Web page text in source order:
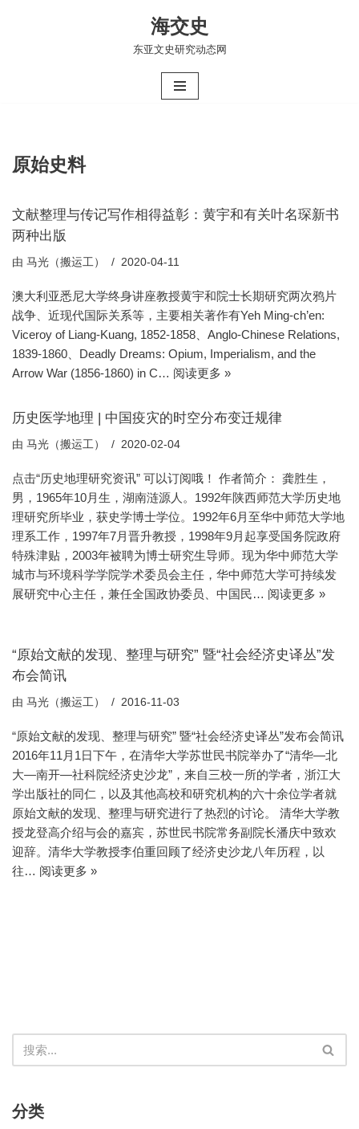
海交史
东亚文史研究动态网
原始史料
文献整理与传记写作相得益彰：黄宇和有关叶名琛新书
两种出版
由 马光（搬运工） 2020-04-11
澳大利亚悉尼大学终身讲座教授黄宇和院士长期研究两次鸦片
战争、近现代国际关系等，主要相关著作有Yeh Ming-ch’en:
Viceroy of Liang-Kuang, 1852-1858、Anglo-Chinese Relations,
1839-1860、Deadly Dreams: Opium, Imperialism, and the
Arrow War (1856-1860) in C… 阅读更多 »
历史医学地理 | 中国疫灾的时空分布变迁规律
由 马光（搬运工） 2020-02-04
点击“历史地理研究资讯” 可以订阅哦！ 作者简介： 龚胜生，
男，1965年10月生，湖南涟源人。1992年陕西师范大学历史地
理研究所毕业，获史学博士学位。1992年6月至华中师范大学地
理系工作，1997年7月晋升教授，1998年9月起享受国务院政府
特殊津贴，2003年被聘为博士研究生导师。现为华中师范大学
城市与环境科学学院学术委员会主任，华中师范大学可持续发
展研究中心主任，兼任全国政协委员、中国民… 阅读更多 »
“原始文献的发现、整理与研究” 暨“社会经济史译丛”发
布会简讯
由 马光（搬运工） 2016-11-03
“原始文献的发现、整理与研究” 暨“社会经济史译丛”发布会简讯
2016年11月1日下午，在清华大学苏世民书院举办了“清华—北
大—南开—社科院经济史沙龙”，来自三校一所的学者，浙江大
学出版社的同仁，以及其他高校和研究机构的六十余位学者就
原始文献的发现、整理与研究进行了热烈的讨论。 清华大学教
授龙登高介绍与会的嘉宾，苏世民书院常务副院长潘庆中致欢
迎辞。清华大学教授李伯重回顾了经济史沙龙八年历程，以
往… 阅读更多 »
分类